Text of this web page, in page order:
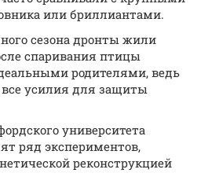
или бриллиантами.
сезона дронты жили
спаривания птицы
родителями, ведь
усилия для защиты
университета
ряд экспериментов,
реконструкцией